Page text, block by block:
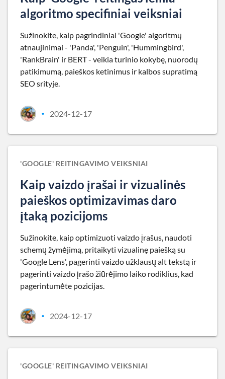
algoritmo specifiniai veiksniai
Sužinokite, kaip pagrindiniai 'Google' algoritmų
atnaujinimai - 'Panda', 'Penguin', 'Hummingbird',
'RankBrain' ir BERT - veikia turinio kokybę, nuorodų
patikimumą, paieškos ketinimus ir kalbos supratimą
SEO srityje.
• 2024-12-17
'GOOGLE' REITINGAVIMO VEIKSNIAI
Kaip vaizdo įrašai ir vizualinės
paieškos optimizavimas daro
įtaką pozicijoms
Sužinokite, kaip optimizuoti vaizdo įrašus, naudoti
schemų žymėjimą, pritaikyti vizualinę paiešką su
'Google Lens', pagerinti vaizdo užklausų alt tekstą ir
pagerinti vaizdo įrašo žiūrėjimo laiko rodiklius, kad
pagerintumėte pozicijas.
• 2024-12-17
'GOOGLE' REITINGAVIMO VEIKSNIAI